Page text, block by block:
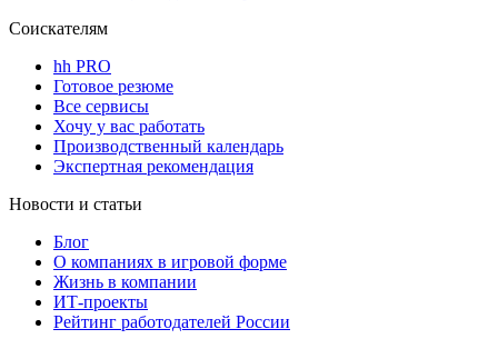
Соискателям
hh PRO
Готовое резюме
Все сервисы
Хочу у вас работать
Производственный календарь
Экспертная рекомендация
Новости и статьи
Блог
О компаниях в игровой форме
Жизнь в компании
ИТ-проекты
Рейтинг работодателей России